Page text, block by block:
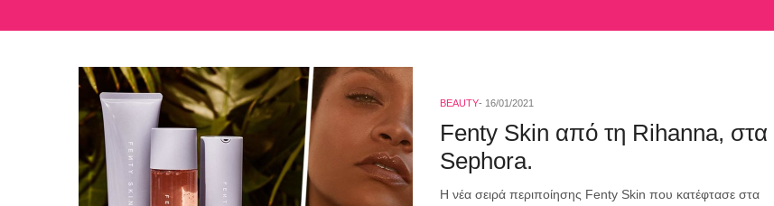
BEAUTY 16/01/2021
Fenty Skin από τη Rihanna, στα
Sephora.
Η νέα σειρά περιποίησης Fenty Skin που κατέφτασε στα